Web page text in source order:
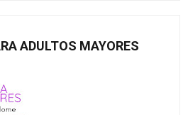
ADULTOS MAYORES